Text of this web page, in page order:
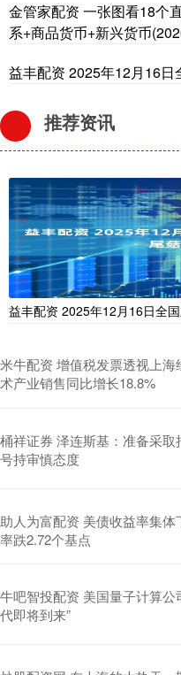
金管家配资 一张图看18个
系+商品货币+新兴货币
益丰配资 2025年12月16
推荐资讯
益丰配资 2025年12月16日全
米牛配资 增值税发票透视上
术产业销售同比增长18.8%
桶祥证券 泽连斯基：准备采
号持审慎态度
助人为富配资 美债收益率集
率跌2.72个基点
牛吧智投配资 美国量子计算公
代即将到来”